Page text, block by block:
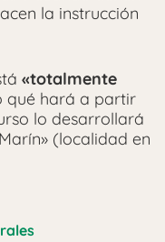
la instrucción
«totalmente
qué hará a partir
lo desarrollará
(localidad en